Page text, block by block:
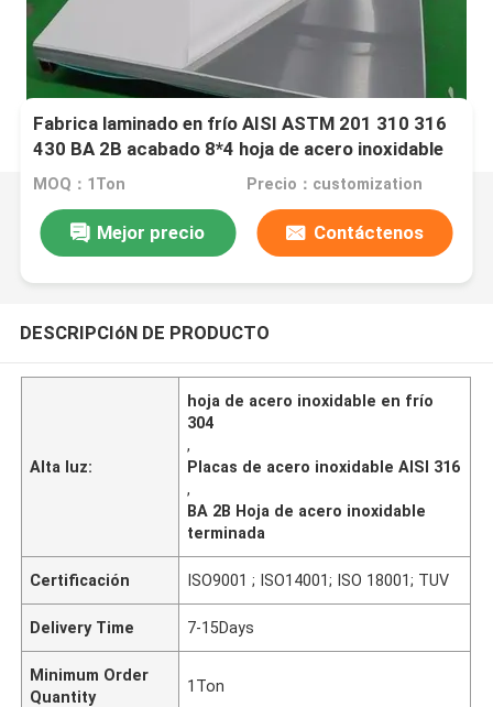
Fabrica laminado en frío AISI ASTM 201 310 316
430 BA 2B acabado 8*4 hoja de acero inoxidable
placa SS 304 hoja de acero inoxidable
MOQ：1Ton Precio：customization
Mejor precio Contáctenos
DESCRIPCIóN DE PRODUCTO
Alta luz:
hoja de acero inoxidable en frío
304
,
Placas de acero inoxidable AISI 316
,
BA 2B Hoja de acero inoxidable
terminada
Certificación ISO9001 ; ISO14001; ISO 18001; TUV
Delivery Time 7-15Days
Minimum Order
Quantity
1Ton